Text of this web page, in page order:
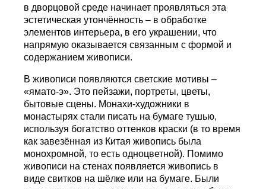
в дворцовой среде начинает проявляться эта
эстетическая утончённость – в обработке
элементов интерьера, в его украшении, что
напрямую оказывается связанным с формой и
содержанием живописи.
В живописи появляются светские мотивы –
«ямато-э». Это пейзажи, портреты, цветы,
бытовые сцены. Монахи-художники в
монастырях стали писать на бумаге тушью,
используя богатство оттенков краски (в то время
как завезённая из Китая живопись была
монохромной, то есть одноцветной). Помимо
живописи на стенах появляется живопись в
виде свитков на шёлке или на бумаге. Были